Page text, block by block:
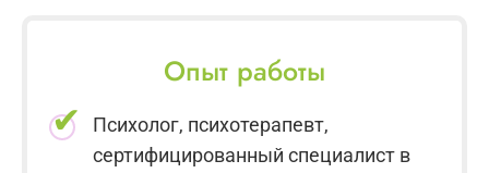
Опыт работы
Психолог, психотерапевт,
сертифицированный специалист в